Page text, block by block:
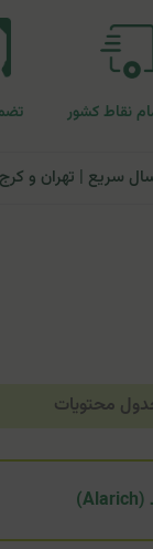
نقاط کشور
سریع | تهران و کرج: تحویل تا ۲۴ ساعت | سایر نقاط
محتویات